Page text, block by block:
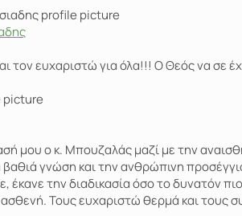
τον ευχαριστώ για όλα!!! Ο Θεός να σε
μου ο κ. Μπουζαλάς μαζί με την
γνώση και την ανθρώπινη
έκανε την διαδικασία όσο το δυνατόν
Τους ευχαριστώ θερμά και τους